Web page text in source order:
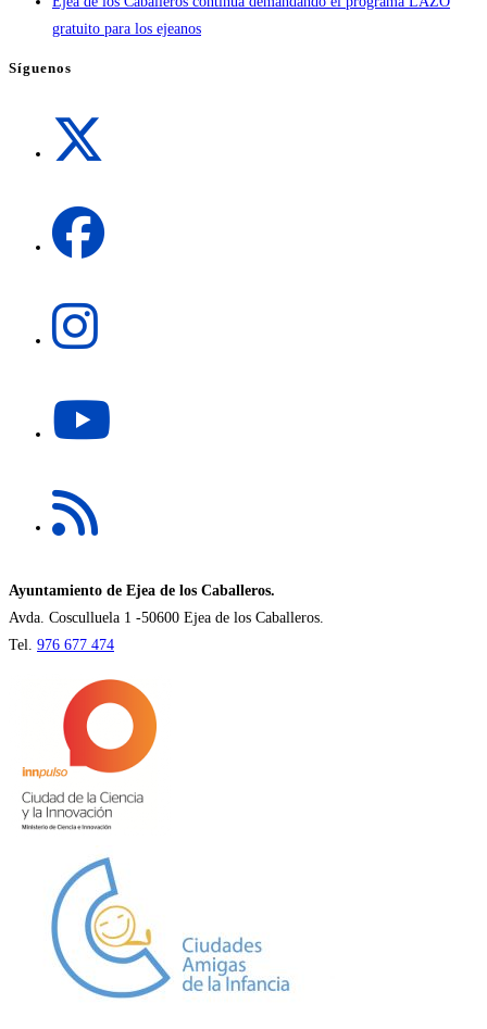
gratuito para los ejeanos
Síguenos
pestaña
abre
abre
nueva
pestaña
en
nueva
pestaña
Ayuntamiento de Ejea de los Caballeros.
Avda. Cosculluela 1 -50600 Ejea de los Caballeros.
Tel. 976 677 474